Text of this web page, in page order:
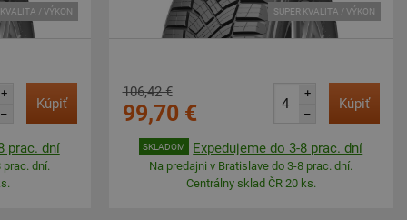
KVALITA / VÝKON
+
–
Kúpiť
prac. dní
prac. dní.
SUPER KVALITA / VÝKON
106,42 €
99,70 €
+
–
Kúpiť
SKLADOM Expedujeme do 3-8 prac. dní
Na predajni v Bratislave do 3-8 prac. dní.
Centrálny sklad ČR 20 ks.